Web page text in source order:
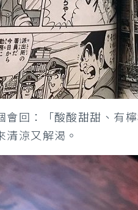
回：「酸酸甜甜、有
清涼又解渴。